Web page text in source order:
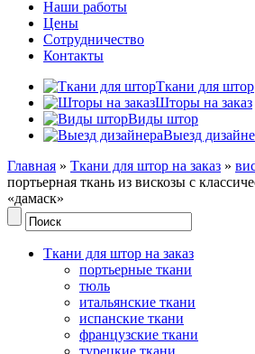
Наши работы
Цены
Сотрудничество
Контакты
Ткани для штор
Шторы на заказ
Виды штор
Выезд
Главная » Ткани для штор на заказ »
портьерная ткань из вискозы с
«дамаск»
Ткани для штор на заказ
портьерные ткани
тюль
итальянские ткани
испанские ткани
французские ткани
турецкие ткани